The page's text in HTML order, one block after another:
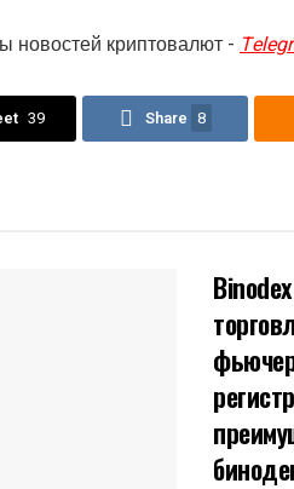
новостей криптовалют -
39 Share 8